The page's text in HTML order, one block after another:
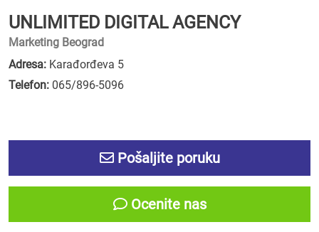
UNLIMITED DIGITAL AGENCY
Marketing Beograd
Adresa: Karađorđeva 5
Telefon: 065/896-5096
Pošaljite poruku
Ocenite nas